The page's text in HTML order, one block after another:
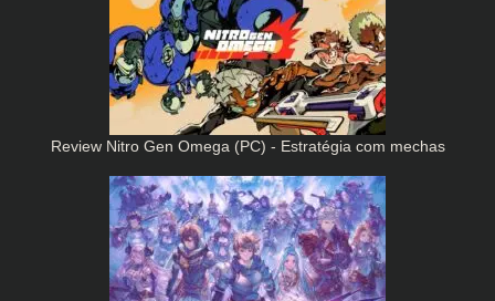
Review Nitro Gen Omega (PC) - Estratégia com mechas